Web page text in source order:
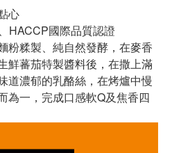
心
HACCP國際品質認證
粉糅製、純自然發酵，在麥香
鮮蕃茄特製醬料後，在撒上滿
道濃郁的乳酪絲，在烤爐中慢
為一，完成口感軟Q及焦香四